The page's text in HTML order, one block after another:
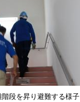
段を昇り避難する様子